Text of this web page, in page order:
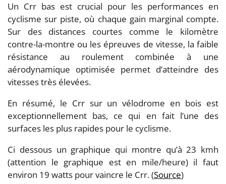
Un Crr bas est crucial pour les performances en
cyclisme sur piste, où chaque gain marginal compte.
Sur des distances courtes comme le kilomètre
contre-la-montre ou les épreuves de vitesse, la faible
résistance au roulement combinée à une
aérodynamique optimisée permet d’atteindre des
vitesses très élevées.
En résumé, le Crr sur un vélodrome en bois est
exceptionnellement bas, ce qui en fait l’une des
surfaces les plus rapides pour le cyclisme.
Ci dessous un graphique qui montre qu’à 23 kmh
(attention le graphique est en mile/heure) il faut
environ 19 watts pour vaincre le Crr. (Source)